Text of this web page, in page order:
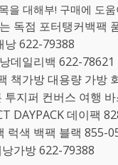
을 대해부! 구매에 도움
독점 포터탱커백팩
낭 622-79388
데일리백 622-78621
책가방 대용량 가방
지퍼 컨버스 여행
DAYPACK 데이팩
럭색 백팩 블랙 855-
가방 622-79388